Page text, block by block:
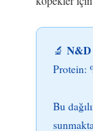
🔬 N&D
Protein:
Bu